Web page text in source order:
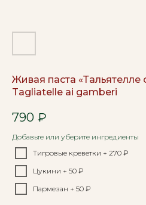
Живая паста «Тальятелле
Tagliatelle ai gamberi
790 ₽
Добавьте или уберите ингредиенты
Тигровые креветки + 270 ₽
Цукини + 50 ₽
Пармезан + 50 ₽